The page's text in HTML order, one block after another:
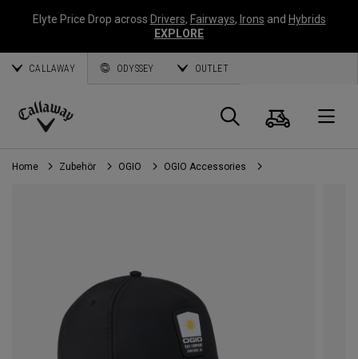
Elyte Price Drop across Drivers, Fairways, Irons and Hybrids
EXPLORE
CALLAWAY ODYSSEY OUTLET
Callaway
Golf
Suche
Home Zubehör OGIO OGIO Accessories